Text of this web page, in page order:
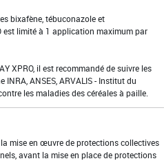
bixafène, tébuconazole et
est limité à 1 application maximum par
XPRO, il est recommandé de suivre les
ANSES, ARVALIS - Institut du
les maladies des céréales à paille.
mise en œuvre de protections collectives
avant la mise en place de protections